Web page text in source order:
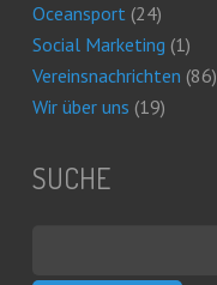
Oceansport(24)
Social Marketing (1)
Vereinsnachrichten (86)
Wir über uns (19)
SUCHE